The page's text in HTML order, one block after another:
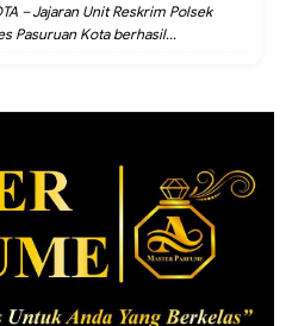
– Jajaran Unit Reskrim Polsek
Pasuruan Kota berhasil...